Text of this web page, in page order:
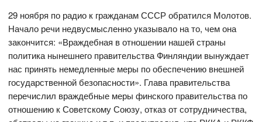
29 ноября по радио к гражданам СССР обратился Молотов.
Начало речи недвусмысленно указывало на то, чем она
закончится: «Враждебная в отношении нашей страны
политика нынешнего правительства Финляндии вынуждает
нас принять немедленные меры по обеспечению внешней
государственной безопасности». Глава правительства
перечислил враждебные меры финского правительства по
отношению к Советскому Союзу, отказ от сотрудничества,